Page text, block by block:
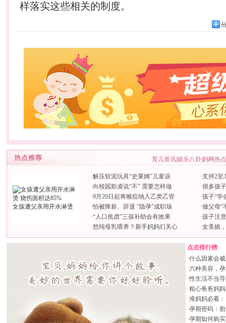
样落实这些相关的制度。
育儿资讯娱乐八卦妈网热点
女孩遭父亲用开水淋烫
·解压软泥玩具“史莱姆”儿童误
·向校园欺凌说“不” 需要怎样做
·9月20日起将猴痘纳入乙类乙管
·怕被降薪、辞退 "隐孕"成职场
·“人口焦虑”三孩补助会有效果
·想纯母乳喂养？新手妈妈们关心
·支持2至
·很多孩
·孩子“学
·做父母“
·孩子注
·女美娘
点击排行榜
·什么因素会
·六种美容，
·性生活不当
·粗心爸爸妈
·准妈妈必看
·孕期密码：
·孕期如何购